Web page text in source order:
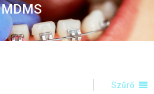
MDMS
Szűrő